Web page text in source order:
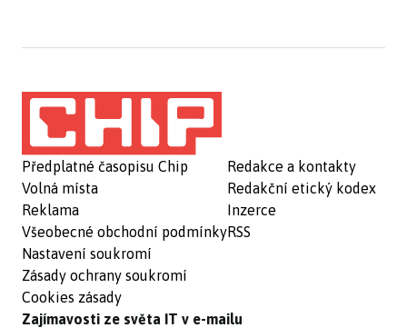
Předplatné časopisu Chip
Volná místa
Reklama
Všeobecné obchodní podmínky
Nastavení soukromí
Zásady ochrany soukromí
Cookies zásady
Redakce a kontakty
Redakční etický kodex
Inzerce
RSS
Zajímavosti ze světa IT v e-mailu